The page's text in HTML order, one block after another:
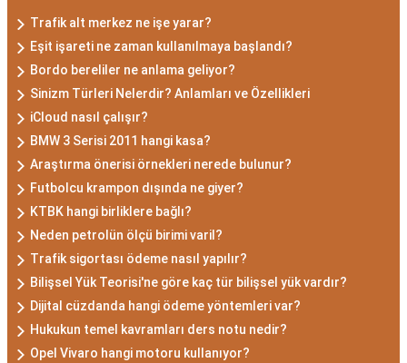
Trafik alt merkez ne işe yarar?
Eşit işareti ne zaman kullanılmaya başlandı?
Bordo bereliler ne anlama geliyor?
Sinizm Türleri Nelerdir? Anlamları ve Özellikleri
iCloud nasıl çalışır?
BMW 3 Serisi 2011 hangi kasa?
Araştırma önerisi örnekleri nerede bulunur?
Futbolcu krampon dışında ne giyer?
KTBK hangi birliklere bağlı?
Neden petrolün ölçü birimi varil?
Trafik sigortası ödeme nasıl yapılır?
Bilişsel Yük Teorisi'ne göre kaç tür bilişsel yük vardır?
Dijital cüzdanda hangi ödeme yöntemleri var?
Hukukun temel kavramları ders notu nedir?
Opel Vivaro hangi motoru kullanıyor?